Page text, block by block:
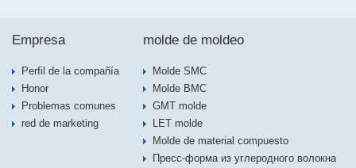
Empresa
Perfil de la compañía
Honor
Problemas comunes
red de marketing
molde de moldeo
Molde SMC
Molde BMC
GMT molde
LET molde
Molde de material compuesto
Пресс-форма из углеродного волокна